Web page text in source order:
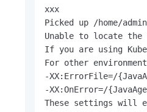
xxx
Picked up /home/
Unable to locate the
If you are using
For other
-XX:ErrorFile=/
-XX:OnError=/
These settings will